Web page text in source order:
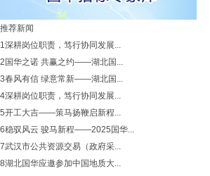
推荐新闻
1深耕岗位职责，笃行协同发展...
2 国华之诺 共赢之约——湖北国...
3春风有信 绿意常新——湖北国...
4深耕岗位职责，笃行协同发展...
5开工大吉——策马扬鞭启新程...
6稳驭风云 骏马新程——2025国华...
7武汉市公共资源交易（政府采...
8湖北国华应邀参加中国地质大...